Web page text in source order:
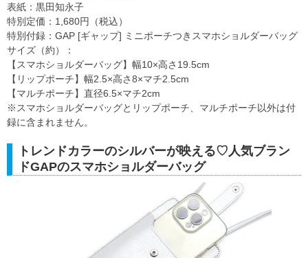
表紙：黒田知永子
特別定価：1,680円（税込）
特別付録：GAP [ギャップ] ミニポーチつきスマホショルダーバッグ
サイズ（約）：
【スマホショルダーバッグ】幅10×高さ19.5cm
【リップポーチ】幅2.5×高さ8×マチ2.5cm
【マルチポーチ】直径6.5×マチ2cm
※スマホショルダーバッグとリップポーチ、マルチポーチ以外は付
録に含まれません。
トレンドカラーのシルバーが映える♡人気ブラン
ドGAPのスマホショルダーバッグ